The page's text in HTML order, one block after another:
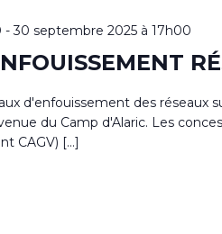
-30 septembre 2025 à 17h00
d'enfouissement des réseaux
du Camp d'Alaric. Les
CAGV) […]